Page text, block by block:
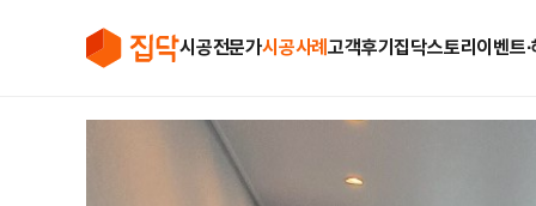
시공전문가시공사례고객후기집닥스토리 이벤트